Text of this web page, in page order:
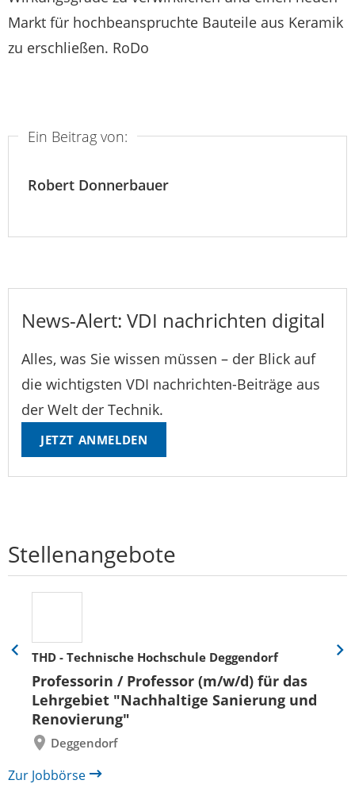
Markt für hochbeanspruchte Bauteile aus Keramik
zu erschließen. RoDo
Ein Beitrag von:
Robert Donnerbauer
News-Alert: VDI nachrichten digital
Alles, was Sie wissen müssen – der Blick auf
die wichtigsten VDI nachrichten-Beiträge aus
der Welt der Technik.
JETZT ANMELDEN
Stellenangebote
THD - Technische Hochschule Deggendorf
Professorin / Professor (m/w/d) für das
Lehrgebiet "Nachhaltige Sanierung und
Renovierung"
Deggendorf
Eine
zurück
Eine
Zur Jobbörse